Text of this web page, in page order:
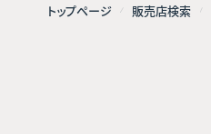
トップページ 販売店検索